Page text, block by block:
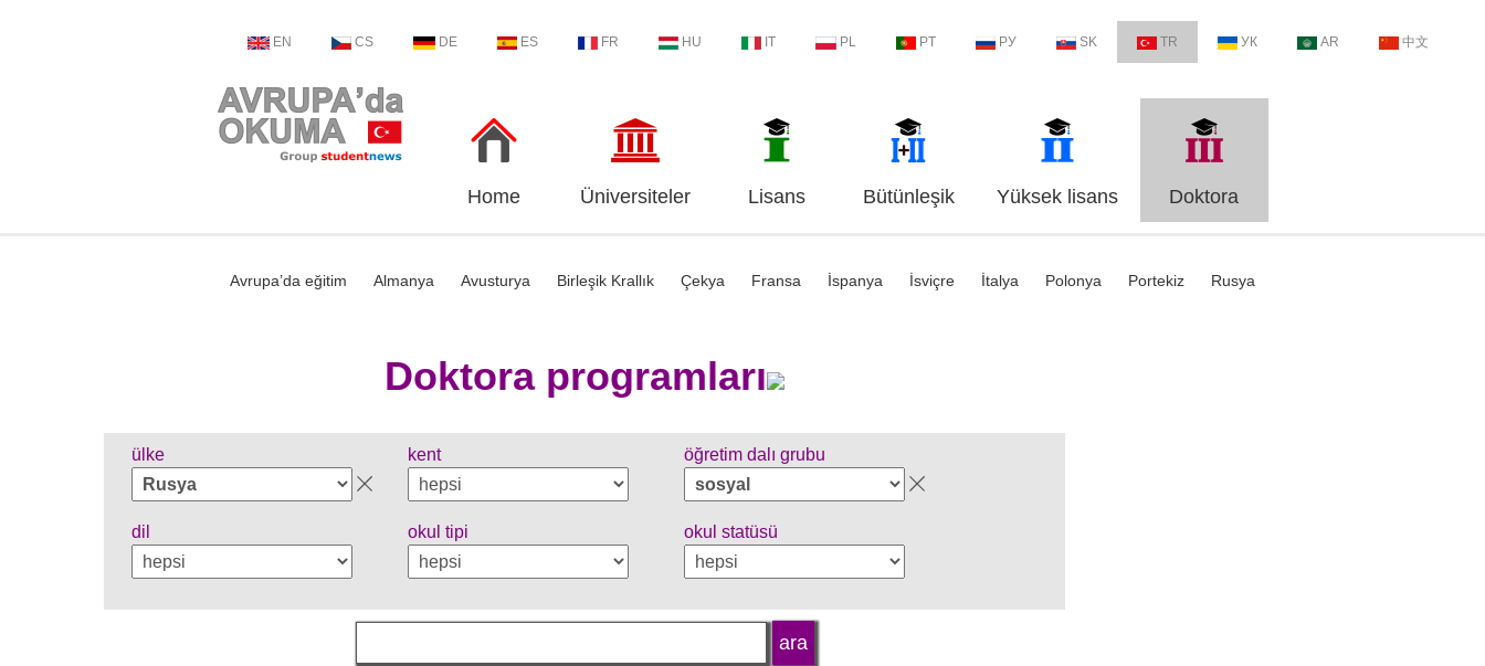
EN CS DE ES FR HU IT PL PT РУ SK TR УК AR 中文
Home Üniversiteler Lisans Bütünleşik Yüksek lisans Doktora
Avrupa’da eğitim Almanya Avusturya Birleşik Krallık Çekya Fransa İspanya İsviçre İtalya Polonya Portekiz Rusya
Doktora programları
ülke kent öğretim dalı grubu
dil okul tipi okul statüsü